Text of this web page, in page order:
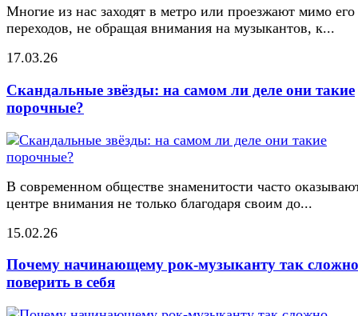
Многие из нас заходят в метро или проезжают мимо его
переходов, не обращая внимания на музыкантов, к...
17.03.26
Скандальные звёзды: на самом ли деле они такие
порочные?
В современном обществе знаменитости часто
центре внимания не только благодаря своим до...
15.02.26
Почему начинающему рок-музыканту так сложно
поверить в себя